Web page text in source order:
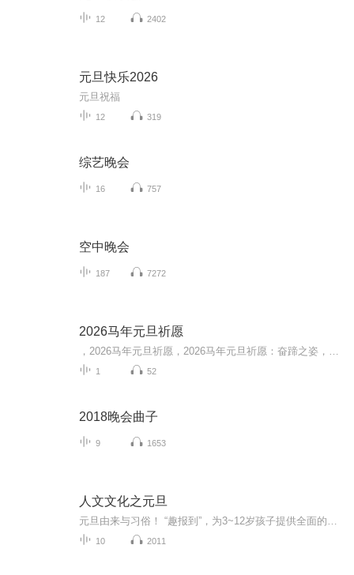
12 2402
元旦快乐2026
元旦祝福
12 319
综艺晚会
16 757
空中晚会
187 7272
2026马年元旦祈愿
1 52
2018晚会曲子
9 1653
人文文化之元旦
10 2011